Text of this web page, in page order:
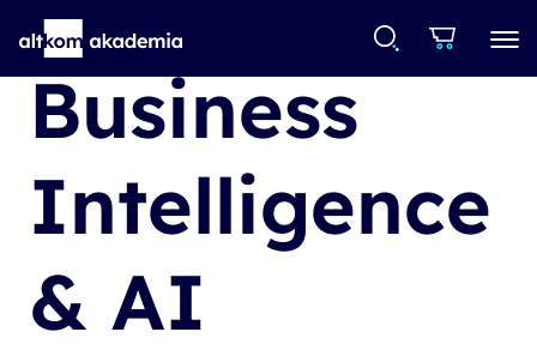
Business
Intelligence
& AI